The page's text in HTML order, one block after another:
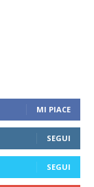
MI PIACE
SEGUI
SEGUI